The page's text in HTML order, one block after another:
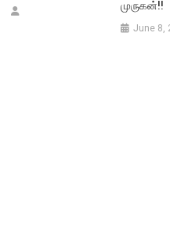
முருகன்!!
June 8,